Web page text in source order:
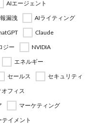
AIエージェント
漏洩
AIライティング
Claude
ジー
NVIDIA
エネルギー
セールス
セキュリティ
フィス
マーケティング
イメント